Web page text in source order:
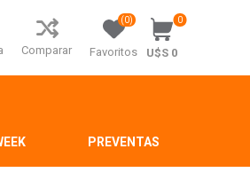
Comparar Favoritos
(0) 0
U$S 0
PREVENTAS